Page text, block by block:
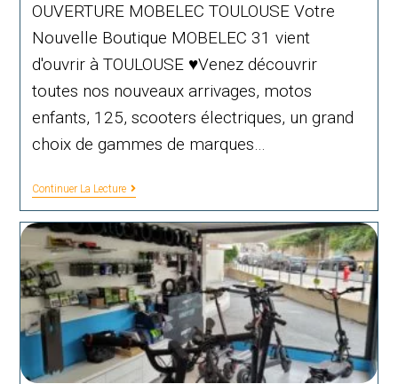
publication :
OUVERTURE MOBELEC TOULOUSE Votre
Nouvelle Boutique MOBELEC 31 vient
d'ouvrir à TOULOUSE ♥Venez découvrir
toutes nos nouveaux arrivages, motos
enfants, 125, scooters électriques, un grand
choix de gammes de marques…
Continuer La LectureMob’Elec
Muret